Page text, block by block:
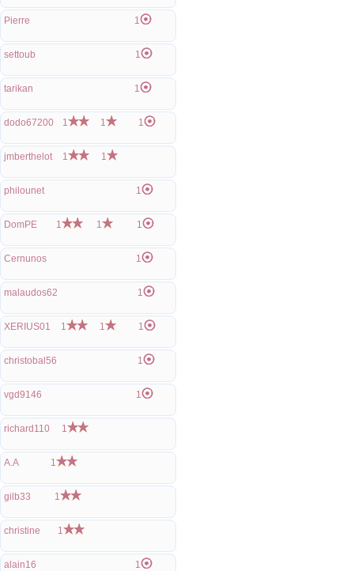
Pierre 1
settoub 1
tarikan 1
dodo67200 1 1 1
jmberthelot 1 1
philounet 1
DomPE 1 1 1
Cernunos 1
malaudos62 1
XERIUS01 1 1 1
christobal56 1
vgd9146 1
richard110 1
A.A 1
gilb33 1
christine 1
alain16 1